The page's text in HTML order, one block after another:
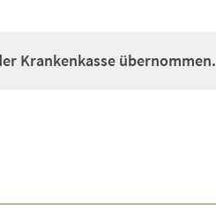
Krankenkasse übernommen.